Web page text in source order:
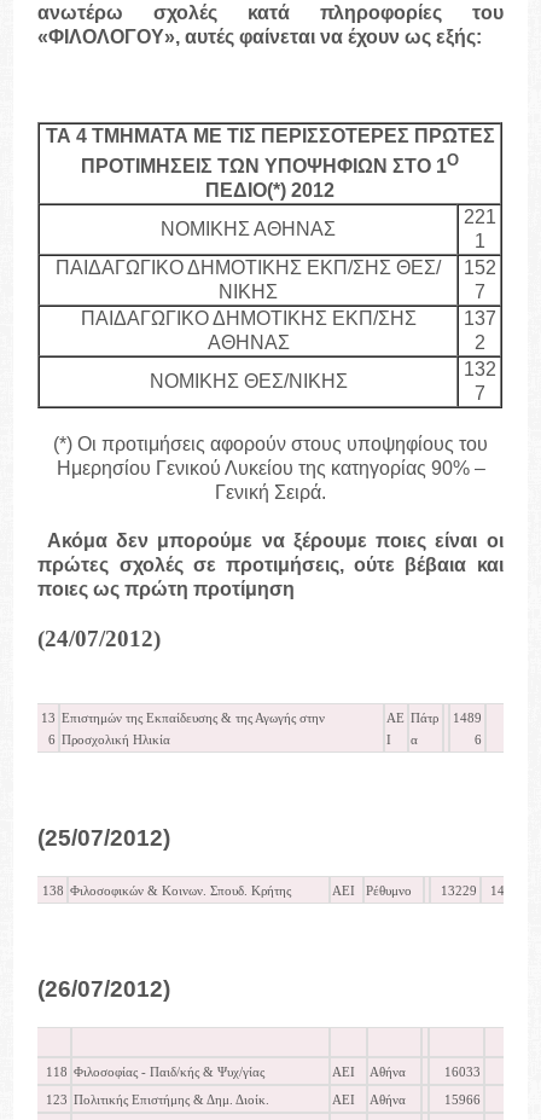
ανωτέρω σχολές κατά πληροφορίες του
«ΦΙΛΟΛΟΓΟΥ», αυτές φαίνεται να έχουν ως εξής:
ΤΑ 4 ΤΜΗΜΑΤΑ ΜΕ ΤΙΣ ΠΕΡΙΣΣΟΤΕΡΕΣ ΠΡΩΤΕΣ
ΠΡΟΤΙΜΗΣΕΙΣ ΤΩΝ ΥΠΟΨΗΦΙΩΝ ΣΤΟ 1Ο
ΠΕΔΙΟ(*) 2012
ΝΟΜΙΚΗΣ ΑΘΗΝΑΣ
221
1
ΠΑΙΔΑΓΩΓΙΚΟ ΔΗΜΟΤΙΚΗΣ ΕΚΠ/ΣΗΣ ΘΕΣ/
ΝΙΚΗΣ
152
7
ΠΑΙΔΑΓΩΓΙΚΟ ΔΗΜΟΤΙΚΗΣ ΕΚΠ/ΣΗΣ
ΑΘΗΝΑΣ
137
2
ΝΟΜΙΚΗΣ ΘΕΣ/ΝΙΚΗΣ
132
7
(*) Οι προτιμήσεις αφορούν στους υποψηφίους του
Ημερησίου Γενικού Λυκείου της κατηγορίας 90% –
Γενική Σειρά.
Ακόμα δεν μπορούμε να ξέρουμε ποιες είναι οι
πρώτες σχολές σε προτιμήσεις, ούτε βέβαια και
ποιες ως πρώτη προτίμηση
(24/07/2012)
13
6
Επιστημών της Εκπαίδευσης & της Αγωγής στην
Προσχολική Ηλικία
ΑΕ
Ι
Πάτρ
α
1489
6
(25/07/2012)
138 Φιλοσοφικών & Κοινων. Σπουδ. Κρήτης ΑΕΙ Ρέθυμνο 13229 14533
(26/07/2012)
118 Φιλοσοφίας - Παιδ/κής & Ψυχ/γίας ΑΕΙ Αθήνα 16033
123 Πολιτικής Επιστήμης & Δημ. Διοίκ. ΑΕΙ Αθήνα 15966